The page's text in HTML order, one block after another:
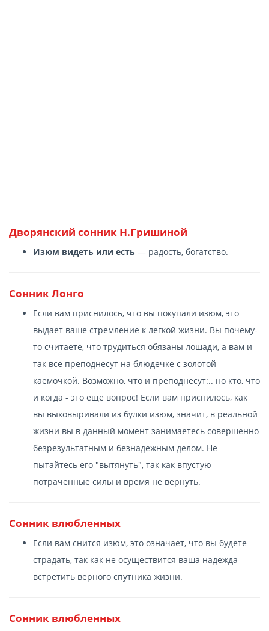
Дворянский сонник Н.Гришиной
Изюм видеть или есть — радость, богатство.
Сонник Лонго
Если вам приснилось, что вы покупали изюм, это
выдает ваше стремление к легкой жизни. Вы почему-
то считаете, что трудиться обязаны лошади, а вам и
так все преподнесут на блюдечке с золотой
каемочкой. Возможно, что и преподнесут:.. но кто, что
и когда - это еще вопрос! Если вам приснилось, как
вы выковыривали из булки изюм, значит, в реальной
жизни вы в данный момент занимаетесь совершенно
безрезультатным и безнадежным делом. Не
пытайтесь его "вытянуть", так как впустую
потраченные силы и время не вернуть.
Сонник влюбленных
Если вам снится изюм, это означает, что вы будете
страдать, так как не осуществится ваша надежда
встретить верного спутника жизни.
Сонник влюбленных